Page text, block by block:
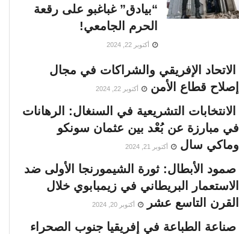
“بيادق” غباغبو على رقعة
الحرم الجامعي!
أكتوبر 22, 2024
الاتحاد الإفريقي والشراكات في مجال
إصلاح قطاع الأمن
أكتوبر 22, 2024
الانتخابات التشريعية في السنغال: الرهانات
في مبارزة عن بُعْد بين عثمان سونكو
وماكي سال
أكتوبر 21, 2024
صمود الأبطال: ثورة الشيمورنجا الأولى ضد
الاستعمار البريطاني في زيمبابوي خلال
القرن التاسع عشر
أكتوبر 20, 2024
صناعة الطباعة في إفريقيا جنوب الصحراء